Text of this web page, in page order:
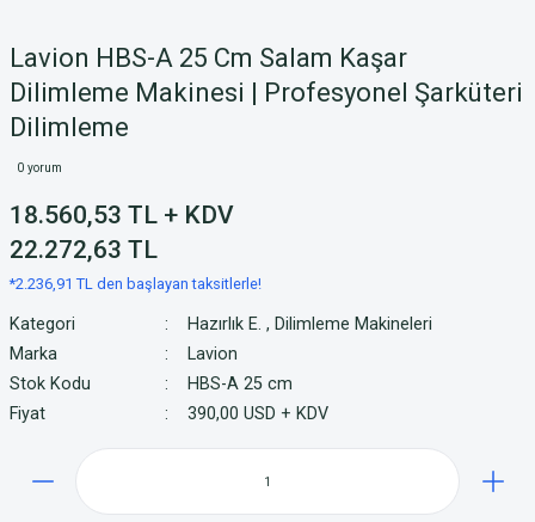
Lavion HBS-A 25 Cm Salam Kaşar
Dilimleme Makinesi | Profesyonel Şarküteri
Dilimleme
0 yorum
18.560,53 TL + KDV
22.272,63 TL
*2.236,91 TL den başlayan taksitlerle!
Kategori Hazırlık E. , Dilimleme Makineleri
Marka
Lavion
Stok Kodu
HBS-A 25 cm
Fiyat
390,00 USD + KDV